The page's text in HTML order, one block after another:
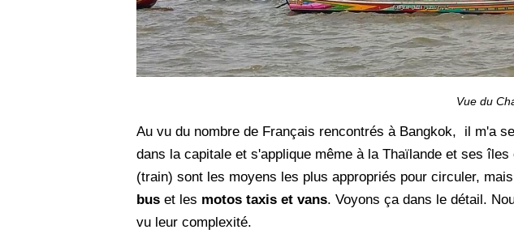
Vue du
Au vu du nombre de Français rencontrés à Bangkok, il m'a
dans la capitale et s'applique même à la Thaïlande et ses îles
(train) sont les moyens les plus appropriés pour circuler,
bus et les motos taxis et vans. Voyons ça dans le détail.
vu leur complexité.